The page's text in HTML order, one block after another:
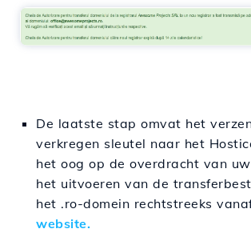
De laatste stap omvat het
verkregen sleutel naar het
het oog op de overdracht van
het uitvoeren van de
het .ro-domein rechtstreeks
website.